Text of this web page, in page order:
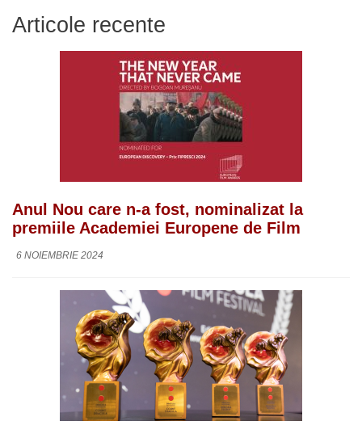
Articole recente
Anul Nou care n-a fost, nominalizat la
premiile Academiei Europene de Film
6 NOIEMBRIE 2024